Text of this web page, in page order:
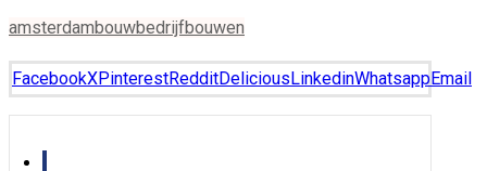
amsterdambouwbedrijfbouwen
FacebookXPinterestRedditDelicious LinkedinWhatsapp Email